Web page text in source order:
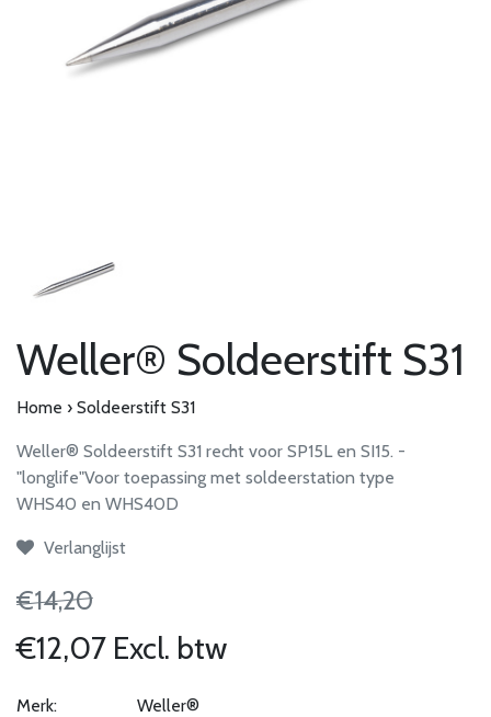
Weller® Soldeerstift S31
Home › Soldeerstift S31
Weller® Soldeerstift S31 recht voor SP15L en SI15. -
"longlife"Voor toepassing met soldeerstation type
WHS40 en WHS40D
Verlanglijst
€14,20
€12,07 Excl. btw
Merk:
Weller®